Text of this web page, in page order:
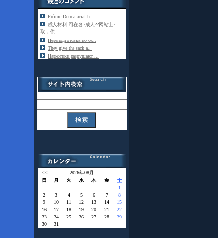
Préime Dermafacial h...
成人材料 可在各?成人??网站上?
取，供...
Переподготовка по се...
They give the sack a...
Наркотики разрушают ...
<<
2026年08月
日
月 火 水 木 金 土
1
2
3 4 5 6 7
8
9
10 11 12 13 14
15
16
17 18 19 20 21
22
23
24 25 26 27 28
29
30
31